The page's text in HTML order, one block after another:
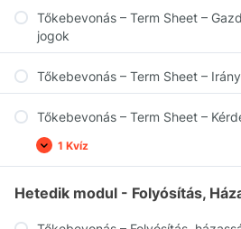
Tőkebevonás – Term Sheet –
jogok
Tőkebevonás – Term Sheet –
Tőkebevonás – Term Sheet –
1 Kvíz
Hetedik modul - Folyósítás,